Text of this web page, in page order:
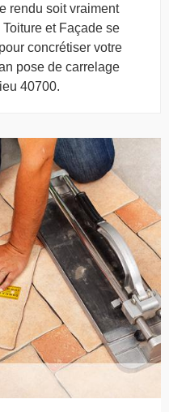
rendu soit vraiment
et Façade se
concrétiser votre
pose de carrelage
40700.